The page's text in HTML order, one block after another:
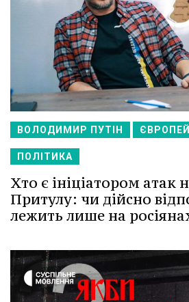
ВОЛОДИМИР ПУТІН
ПОЛІТИКА
Хто є ініціатором атак
Притулу: чи дійсно
лежить лише на